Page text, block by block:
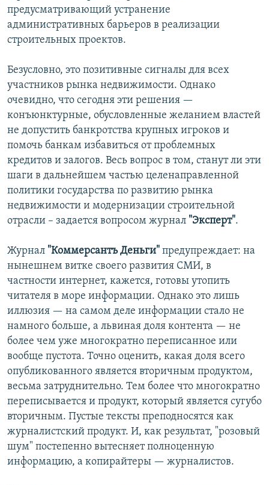
предусматривающий устранение
административных барьеров в реализации
строительных проектов.
Безусловно, это позитивные сигналы для всех
участников рынка недвижимости. Однако
очевидно, что сегодня эти решения —
конъюнктурные, обусловленные желанием властей
не допустить банкротства крупных игроков и
помочь банкам избавиться от проблемных
кредитов и залогов. Весь вопрос в том, станут ли эти
шаги в дальнейшем частью целенаправленной
политики государства по развитию рынка
недвижимости и модернизации строительной
отрасли – задается вопросом журнал "Эксперт".
Журнал "Коммерсантъ Деньги" предупреждает: на
нынешнем витке своего развития СМИ, в
частности интернет, кажется, готовы утопить
читателя в море информации. Однако это лишь
иллюзия — на самом деле информации стало не
намного больше, а львиная доля контента — не
более чем уже многократно переписанное или
вообще пустота. Точно оценить, какая доля всего
опубликованного является вторичным продуктом,
весьма затруднительно. Тем более что многократно
переписывается и продукт, который является сугубо
вторичным. Пустые тексты преподносятся как
журналистский продукт. И, как результат, "розовый
шум" постепенно вытесняет полноценную
информацию, а копирайтеры — журналистов.